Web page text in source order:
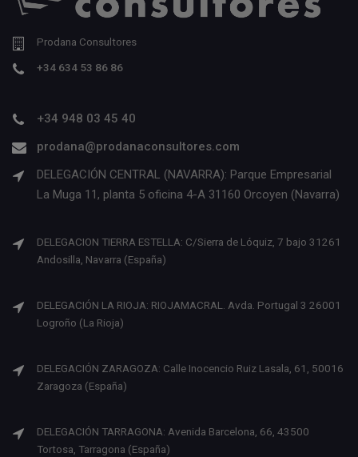
Prodana Consultores
+34 634 53 86 86
+34 948 03 45 40
prodana@prodanaconsultores.com
DELEGACIÓN CENTRAL (NAVARRA): Parque Empresarial
La Muga 11, planta 5 oficina 4-A 31160 Orcoyen (Navarra)
DELEGACION TIERRA ESTELLA: C/Sierra de Lóquiz, 7 bajo 31261
Andosilla, Navarra (España)
DELEGACIÓN LA RIOJA: RIOJAMACRAL. Avda. Portugal 3 26001
Logroño (La Rioja)
DELEGACIÓN ZARAGOZA: Calle Inocencio Ruiz Lasala, 61, 50016
Zaragoza (España)
DELEGACIÓN TARRAGONA: Avenida Barcelona, 66, 43500
Tortosa, Tarragona (España)